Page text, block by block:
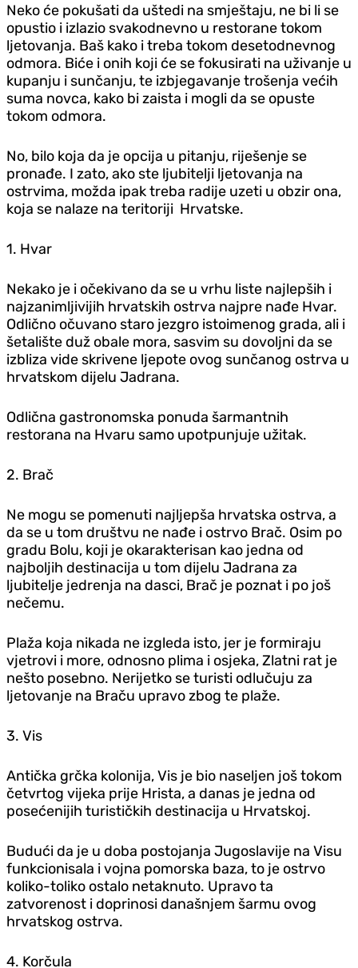
Neko će pokušati da uštedi na smještaju, ne bi li se
opustio i izlazio svakodnevno u restorane tokom
ljetovanja. Baš kako i treba tokom desetodnevnog
odmora. Biće i onih koji će se fokusirati na uživanje u
kupanju i sunčanju, te izbjegavanje trošenja većih
suma novca, kako bi zaista i mogli da se opuste
tokom odmora.
No, bilo koja da je opcija u pitanju, riješenje se
pronađe. I zato, ako ste ljubitelji ljetovanja na
ostrvima, možda ipak treba radije uzeti u obzir ona,
koja se nalaze na teritoriji Hrvatske.
1. Hvar
Nekako je i očekivano da se u vrhu liste najlepših i
najzanimljivijih hrvatskih ostrva najpre nađe Hvar.
Odlično očuvano staro jezgro istoimenog grada, ali i
šetalište duž obale mora, sasvim su dovoljni da se
izbliza vide skrivene ljepote ovog sunčanog ostrva u
hrvatskom dijelu Jadrana.
Odlična gastronomska ponuda šarmantnih
restorana na Hvaru samo upotpunjuje užitak.
2. Brač
Ne mogu se pomenuti najljepša hrvatska ostrva, a
da se u tom društvu ne nađe i ostrvo Brač. Osim po
gradu Bolu, koji je okarakterisan kao jedna od
najboljih destinacija u tom dijelu Jadrana za
ljubitelje jedrenja na dasci, Brač je poznat i po još
nečemu.
Plaža koja nikada ne izgleda isto, jer je formiraju
vjetrovi i more, odnosno plima i osjeka, Zlatni rat je
nešto posebno. Nerijetko se turisti odlučuju za
ljetovanje na Braču upravo zbog te plaže.
3. Vis
Antička grčka kolonija, Vis je bio naseljen još tokom
četvrtog vijeka prije Hrista, a danas je jedna od
posećenijih turističkih destinacija u Hrvatskoj.
Budući da je u doba postojanja Jugoslavije na Visu
funkcionisala i vojna pomorska baza, to je ostrvo
koliko-toliko ostalo netaknuto. Upravo ta
zatvorenost i doprinosi današnjem šarmu ovog
hrvatskog ostrva.
4. Korčula